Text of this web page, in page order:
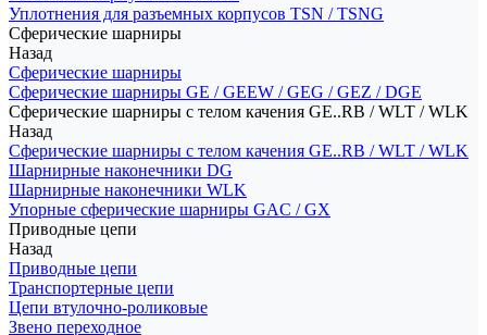
Уплотнения для разъемных корпусов TSN / TSNG
Сферические шарниры
Назад
Сферические шарниры
Сферические шарниры GE / GEEW / GEG / GEZ / DGE
Сферические шарниры с телом качения GE..RB / WLT / WLK
Назад
Сферические шарниры с телом качения GE..RB / WLT / WLK
Шарнирные наконечники DG
Шарнирные наконечники WLK
Упорные сферические шарниры GAC / GX
Приводные цепи
Назад
Приводные цепи
Транспортерные цепи
Цепи втулочно-роликовые
Звено переходное